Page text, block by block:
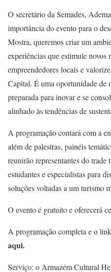
O secretário da Semades,
importância do evento para o
Mostra, queremos criar um
experiências que estimule novos
empreendedores locais e
Capital. É uma oportunidade de
preparada para inovar e se
alinhado às tendências de
A programação contará com a
além de palestras, painéis
reunirão representantes do trade
estudantes e especialistas para
soluções voltadas a um turismo
O evento é gratuito e oferecerá
A programação completa e o
aqui.
Serviço: o Armazém Cultural